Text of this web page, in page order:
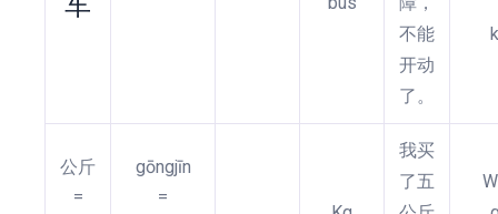
不能
开动
了。
公斤
=
gōngjīn
=
我买
了五